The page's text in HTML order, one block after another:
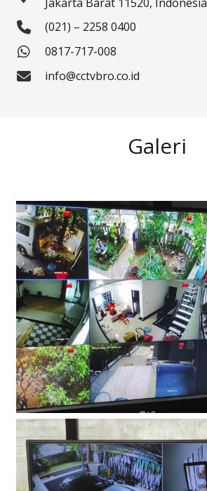
(021) – 2258 0400
0817-717-008
info@cctvbro.co.id
Galeri